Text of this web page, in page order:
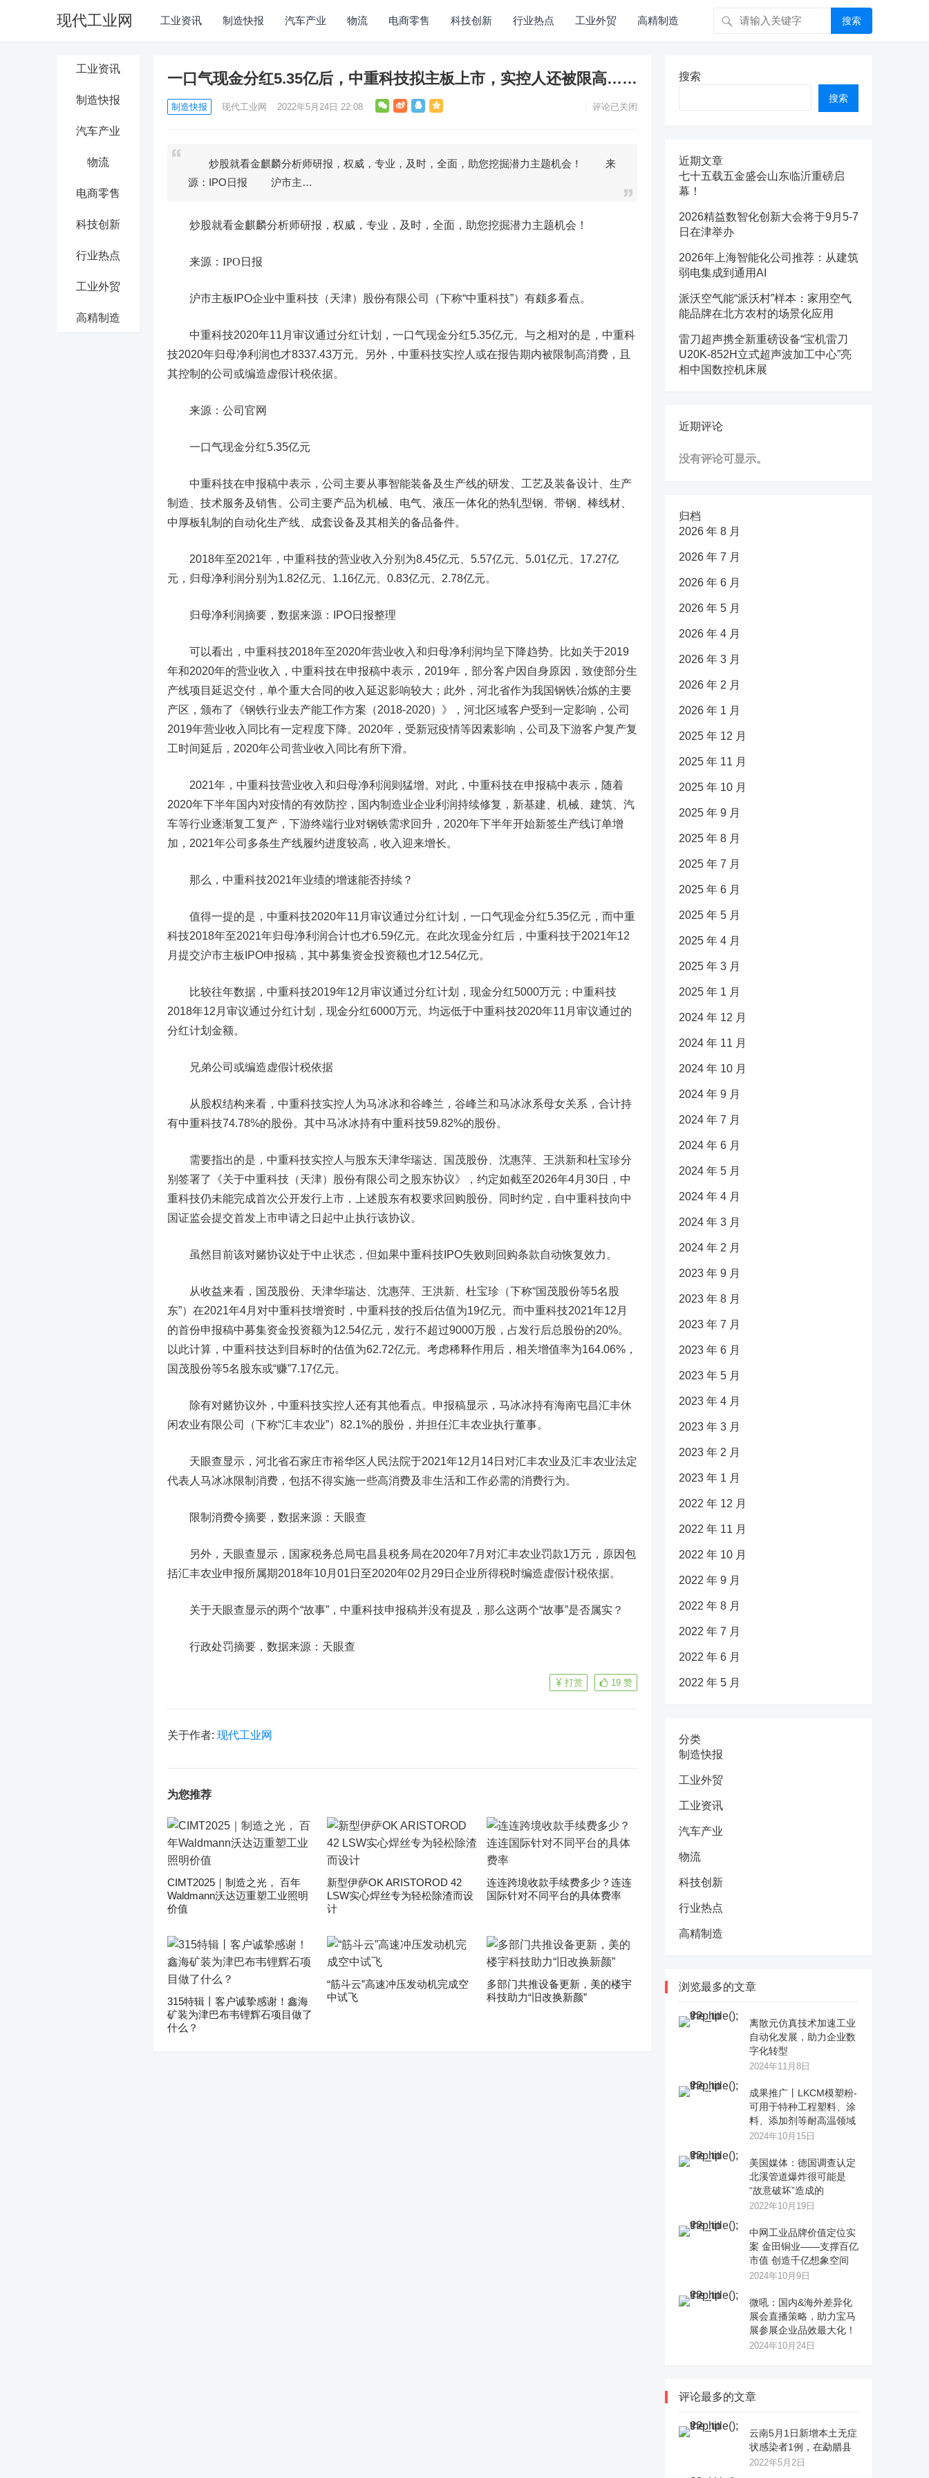
现代工业网 工业资讯 制造快报 汽车产业 物流 电商零售 科技创新 行业热点 工业外贸 高精制造 搜索
工业资讯
制造快报
汽车产业
物流
电商零售
科技创新
行业热点
工业外贸
高精制造
一口气现金分红5.35亿后，中重科技拟主板上市，实控人还被限高……
制造快报 现代工业网 2022年5月24日 22:08 评论已关闭
炒股就看金麒麟分析师研报，权威，专业，及时，全面，助您挖掘潜力主题机会！ 来
源：IPO日报 沪市主…
炒股就看金麒麟分析师研报，权威，专业，及时，全面，助您挖掘潜力主题机会！
来源：IPO日报
沪市主板IPO企业中重科技（天津）股份有限公司（下称“中重科技”）有颇多看点。
中重科技2020年11月审议通过分红计划，一口气现金分红5.35亿元。与之相对的是，中重科
技2020年归母净利润也才8337.43万元。另外，中重科技实控人或在报告期内被限制高消费，且
其控制的公司或编造虚假计税依据。
来源：公司官网
一口气现金分红5.35亿元
中重科技在申报稿中表示，公司主要从事智能装备及生产线的研发、工艺及装备设计、生产
制造、技术服务及销售。公司主要产品为机械、电气、液压一体化的热轧型钢、带钢、棒线材、
中厚板轧制的自动化生产线、成套设备及其相关的备品备件。
2018年至2021年，中重科技的营业收入分别为8.45亿元、5.57亿元、5.01亿元、17.27亿
元，归母净利润分别为1.82亿元、1.16亿元、0.83亿元、2.78亿元。
归母净利润摘要，数据来源：IPO日报整理
可以看出，中重科技2018年至2020年营业收入和归母净利润均呈下降趋势。比如关于2019
年和2020年的营业收入，中重科技在申报稿中表示，2019年，部分客户因自身原因，致使部分生
产线项目延迟交付，单个重大合同的收入延迟影响较大；此外，河北省作为我国钢铁冶炼的主要
产区，颁布了《钢铁行业去产能工作方案（2018-2020）》，河北区域客户受到一定影响，公司
2019年营业收入同比有一定程度下降。2020年，受新冠疫情等因素影响，公司及下游客户复产复
工时间延后，2020年公司营业收入同比有所下滑。
2021年，中重科技营业收入和归母净利润则猛增。对此，中重科技在申报稿中表示，随着
2020年下半年国内对疫情的有效防控，国内制造业企业利润持续修复，新基建、机械、建筑、汽
车等行业逐渐复工复产，下游终端行业对钢铁需求回升，2020年下半年开始新签生产线订单增
加，2021年公司多条生产线履约进度较高，收入迎来增长。
那么，中重科技2021年业绩的增速能否持续？
值得一提的是，中重科技2020年11月审议通过分红计划，一口气现金分红5.35亿元，而中重
科技2018年至2021年归母净利润合计也才6.59亿元。在此次现金分红后，中重科技于2021年12
月提交沪市主板IPO申报稿，其中募集资金投资额也才12.54亿元。
比较往年数据，中重科技2019年12月审议通过分红计划，现金分红5000万元；中重科技
2018年12月审议通过分红计划，现金分红6000万元。均远低于中重科技2020年11月审议通过的
分红计划金额。
兄弟公司或编造虚假计税依据
从股权结构来看，中重科技实控人为马冰冰和谷峰兰，谷峰兰和马冰冰系母女关系，合计持
有中重科技74.78%的股份。其中马冰冰持有中重科技59.82%的股份。
需要指出的是，中重科技实控人与股东天津华瑞达、 国茂股份 、沈惠萍、王洪新和杜宝珍分
别签署了《关于中重科技（天津）股份有限公司之股东协议》，约定如截至2026年4月30日，中
重科技仍未能完成首次公开发行上市，上述股东有权要求回购股份。同时约定，自中重科技向中
国证监会提交首发上市申请之日起中止执行该协议。
虽然目前该对赌协议处于中止状态，但如果中重科技IPO失败则回购条款自动恢复效力。
从收益来看，国茂股份、天津华瑞达、沈惠萍、王洪新、杜宝珍（下称“国茂股份等5名股
东”）在2021年4月对中重科技增资时，中重科技的投后估值为19亿元。而中重科技2021年12月
的首份申报稿中募集资金投资额为12.54亿元，发行不超过9000万股，占发行后总股份的20%。
以此计算，中重科技达到目标时的估值为62.72亿元。考虑稀释作用后，相关增值率为164.06%，
国茂股份等5名股东或“赚”7.17亿元。
除有对赌协议外，中重科技实控人还有其他看点。申报稿显示，马冰冰持有海南屯昌汇丰休
闲农业有限公司（下称“汇丰农业”）82.1%的股份，并担任汇丰农业执行董事。
天眼查显示，河北省石家庄市裕华区人民法院于2021年12月14日对汇丰农业及汇丰农业法定
代表人马冰冰限制消费，包括不得实施一些高消费及非生活和工作必需的消费行为。
限制消费令摘要，数据来源：天眼查
另外，天眼查显示，国家税务总局屯昌县税务局在2020年7月对汇丰农业罚款1万元，原因包
括汇丰农业申报所属期2018年10月01日至2020年02月29日企业所得税时编造虚假计税依据。
关于天眼查显示的两个“故事”，中重科技申报稿并没有提及，那么这两个“故事”是否属实？
行政处罚摘要，数据来源：天眼查
19 赞
打赏
关于作者: 现代工业网
为您推荐
CIMT2025｜制造之光， 百年
Waldmann沃达迈重塑工业照明
价值
新型伊萨OK ARISTOROD 42
LSW实心焊丝专为轻松除渣而设
计
连连跨境收款手续费多少？连连
国际针对不同平台的具体费率
315特辑丨客户诚挚感谢！鑫海
矿装为津巴布韦锂辉石项目做了
什么？
“筋斗云”高速冲压发动机完成空
中试飞
多部门共推设备更新，美的楼宇
科技助力“旧改换新颜”
搜索
搜索
近期文章
七十五载五金盛会山东临沂重磅启
幕！
2026精益数智化创新大会将于9月5-7
日在津举办
2026年上海智能化公司推荐：从建筑
弱电集成到通用AI
派沃空气能“派沃村”样本：家用空气
能品牌在北方农村的场景化应用
雷刀超声携全新重磅设备“宝机雷刀
U20K-852H立式超声波加工中心”亮
相中国数控机床展
近期评论
没有评论可显示。
归档
2026 年 8 月
2026 年 7 月
2026 年 6 月
2026 年 5 月
2026 年 4 月
2026 年 3 月
2026 年 2 月
2026 年 1 月
2025 年 12 月
2025 年 11 月
2025 年 10 月
2025 年 9 月
2025 年 8 月
2025 年 7 月
2025 年 6 月
2025 年 5 月
2025 年 4 月
2025 年 3 月
2025 年 1 月
2024 年 12 月
2024 年 11 月
2024 年 10 月
2024 年 9 月
2024 年 7 月
2024 年 6 月
2024 年 5 月
2024 年 4 月
2024 年 3 月
2024 年 2 月
2023 年 9 月
2023 年 8 月
2023 年 7 月
2023 年 6 月
2023 年 5 月
2023 年 4 月
2023 年 3 月
2023 年 2 月
2023 年 1 月
2022 年 12 月
2022 年 11 月
2022 年 10 月
2022 年 9 月
2022 年 8 月
2022 年 7 月
2022 年 6 月
2022 年 5 月
分类
制造快报
工业外贸
工业资讯
汽车产业
物流
科技创新
行业热点
高精制造
浏览最多的文章
离散元仿真技术加速工业
自动化发展，助力企业数
字化转型
2024年11月8日
成果推广丨LKCM模塑粉-
可用于特种工程塑料、涂
料、添加剂等耐高温领域
2024年10月15日
美国媒体：德国调查认定
北溪管道爆炸很可能是
“故意破坏”造成的
2022年10月19日
中网工业品牌价值定位实
案 金田铜业——支撑百亿
市值 创造千亿想象空间
2024年10月9日
微吼：国内&海外差异化
展会直播策略，助力宝马
展参展企业品效最大化！
2024年10月24日
评论最多的文章
云南5月1日新增本土无症
状感染者1例，在勐腊县
2022年5月2日